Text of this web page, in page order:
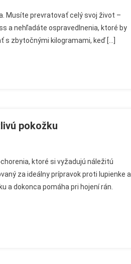
Musíte prevratovať celý svoj život –
a nehľadáte ospravedlnenia, ktoré by
zbytočnými kilogramami, keď […]
pokožku
ktoré si vyžadujú náležitú
za ideálny prípravok proti lupienke a
a dokonca pomáha pri hojení rán.